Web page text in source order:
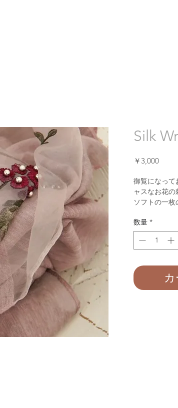
Silk
￥3,000価
御覧になって
ャスなお花
ソフトの一
の１枚でござ
長さ：約180
数量 *